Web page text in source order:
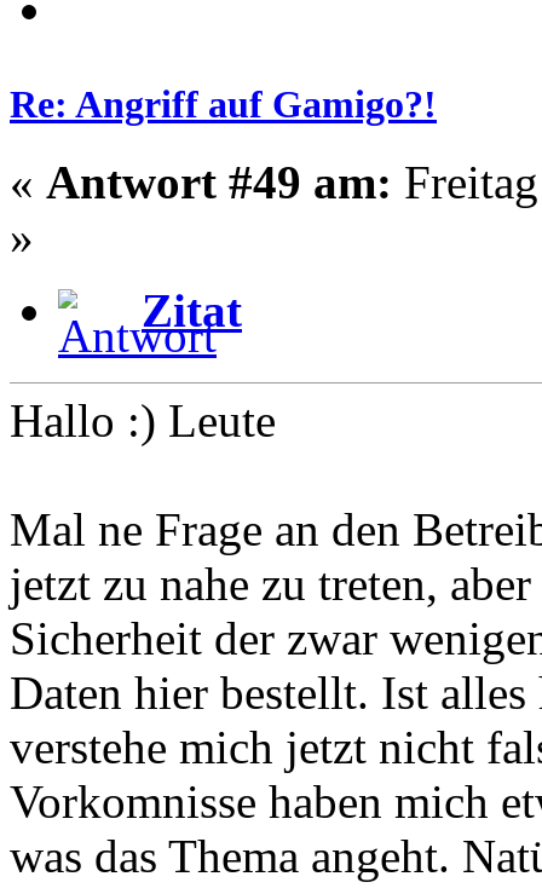
Re: Angriff auf Gamigo?!
« Antwort #49 am:
»
Zitat
Hallo :) Leute
Mal ne Frage an den
jetzt zu nahe zu treten,
Sicherheit der zwar
Daten hier bestellt. Ist
verstehe mich jetzt nicht
Vorkomnisse haben mich
was das Thema angeht.